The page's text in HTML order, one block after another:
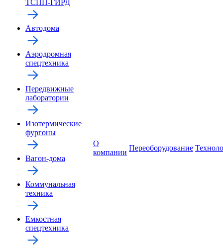
ТСПП-ГИРД
Автодома
Аэродромная
спецтехника
Передвижные
лаборатории
Изотермические
фургоны
Вагон-дома
Коммунальная
техника
Емкостная
спецтехника
О
компании
Переоборудование